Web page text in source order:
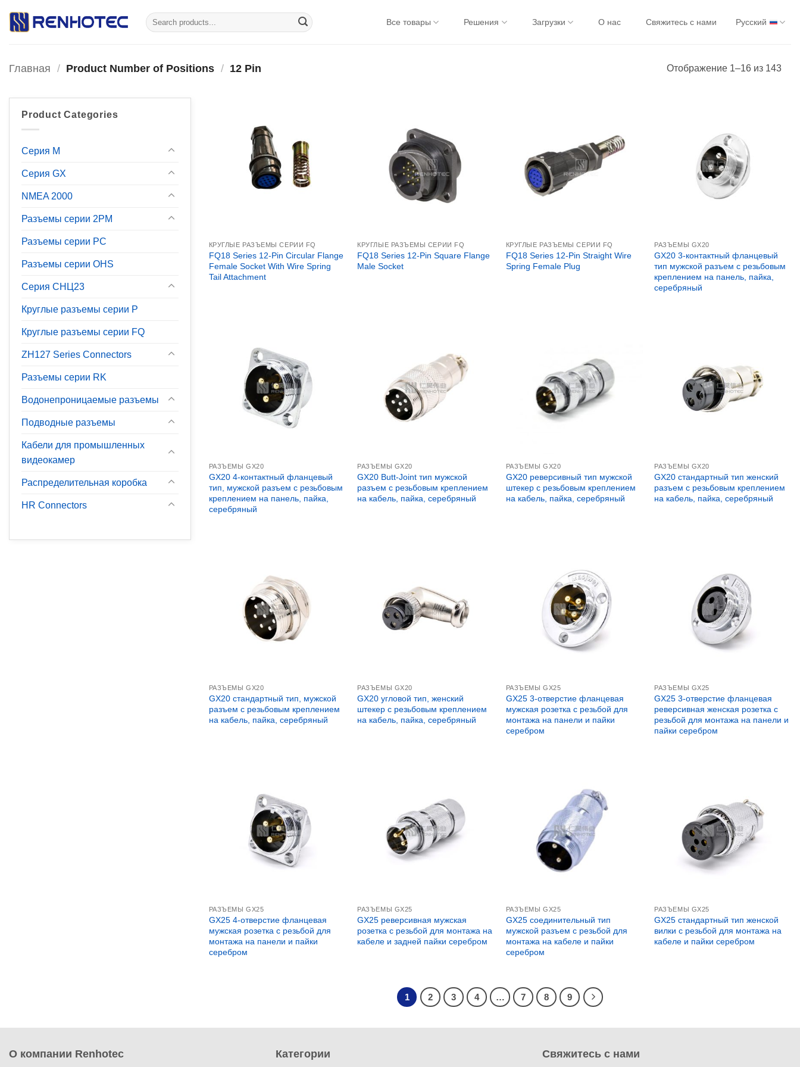
Искать:
Все товары Решения Загрузки О нас Свяжитесь с нами Русский
Главная / Product Number of Positions / 12 Pin Отображение 1–16 из 143
Product Categories
Серия М
Серия GX
NMEA 2000
Разъемы серии 2PM
Разъемы серии PC
Разъемы серии OHS
Серия CНЦ23
Круглые разъемы серии P
Круглые разъемы серии FQ
ZH127 Series Connectors
Разъемы серии RK
Водонепроницаемые разъемы
Подводные разъемы
Кабели для промышленных
видеокамер
Распределительная коробка
HR Connectors
КРУГЛЫЕ РАЗЪЕМЫ СЕРИИ FQ
FQ18 Series 12-Pin Circular Flange
Female Socket With Wire Spring
Tail Attachment
КРУГЛЫЕ РАЗЪЕМЫ СЕРИИ FQ
FQ18 Series 12-Pin Square Flange
Male Socket
КРУГЛЫЕ РАЗЪЕМЫ СЕРИИ FQ
FQ18 Series 12-Pin Straight Wire
Spring Female Plug
РАЗЪЕМЫ GX20
GX20 3-контактный фланцевый
тип мужской разъем с резьбовым
креплением на панель, пайка,
серебряный
РАЗЪЕМЫ GX20
GX20 4-контактный фланцевый
тип, мужской разъем с резьбовым
креплением на панель, пайка,
серебряный
РАЗЪЕМЫ GX20
GX20 Butt-Joint тип мужской
разъем с резьбовым креплением
на кабель, пайка, серебряный
РАЗЪЕМЫ GX20
GX20 реверсивный тип мужской
штекер с резьбовым креплением
на кабель, пайка, серебряный
РАЗЪЕМЫ GX20
GX20 стандартный тип женский
разъем с резьбовым креплением
на кабель, пайка, серебряный
РАЗЪЕМЫ GX20
GX20 стандартный тип, мужской
разъем с резьбовым креплением
на кабель, пайка, серебряный
РАЗЪЕМЫ GX20
GX20 угловой тип, женский
штекер с резьбовым креплением
на кабель, пайка, серебряный
РАЗЪЕМЫ GX25
GX25 3-отверстие фланцевая
мужская розетка с резьбой для
монтажа на панели и пайки
серебром
РАЗЪЕМЫ GX25
GX25 3-отверстие фланцевая
реверсивная женская розетка с
резьбой для монтажа на панели и
пайки серебром
РАЗЪЕМЫ GX25
GX25 4-отверстие фланцевая
мужская розетка с резьбой для
монтажа на панели и пайки
серебром
РАЗЪЕМЫ GX25
GX25 реверсивная мужская
розетка с резьбой для монтажа на
кабеле и задней пайки серебром
РАЗЪЕМЫ GX25
GX25 соединительный тип
мужской разъем с резьбой для
монтажа на кабеле и пайки
серебром
РАЗЪЕМЫ GX25
GX25 стандартный тип женской
вилки с резьбой для монтажа на
кабеле и пайки серебром
1 2 3 4 … 7 8 9
О компании Renhotec Категории Свяжитесь с нами